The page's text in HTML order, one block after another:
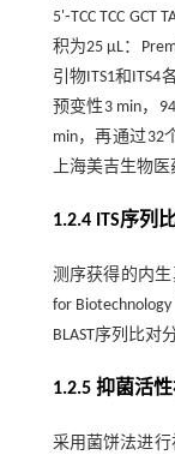
5'⁃TCC TCC
积为25 μL：
引物ITS1和ITS4
预变性3 min，
min，再通过32
上海美吉生物医
1.2.4 ITS序列
测序获得的内生
for
BLAST序列比对
1.2.5 抑菌活
采用菌饼法进行